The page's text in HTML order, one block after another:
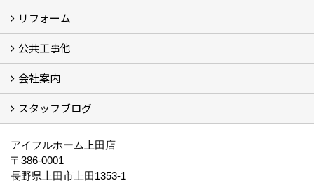
商品ラインアップ一覧
FAVO（フェイボ）【自由設計】
Lodina（ロディナ）【規格住宅】
全館空調システム
リフォーム
コンセプト (2)
選ばれる理由
施工実例（フォトギャラリー）
公共工事他
建築工事 実績
土木工事 実績
一般建築(別荘)
公共工事部スタッフ紹介
会社案内
社長挨拶
会社概要
採用情報
アクセス
スタッフ紹介
スタッフブログ
資格取得一覧
プライバシーポリシー
地域貢献 (3)
スタッフブログ
アイフルホーム上田店
〒386-0001
長野県上田市上田1353-1